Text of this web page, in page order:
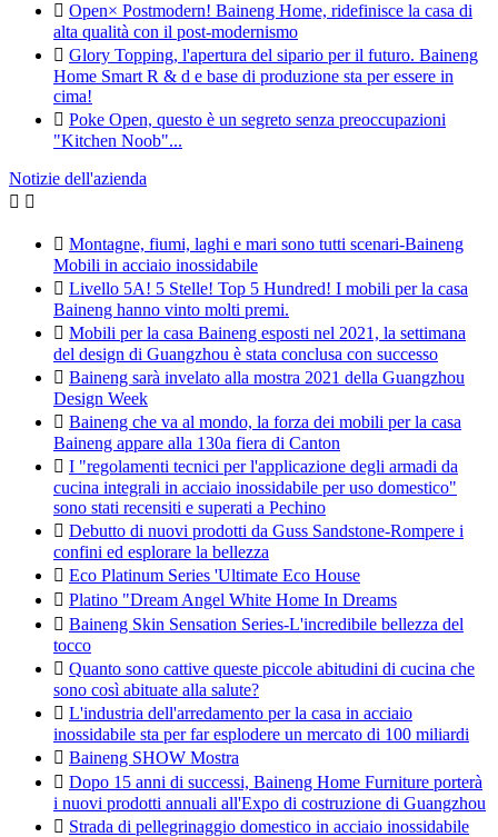
 Open× Postmodern! Baineng Home, ridefinisce la casa di
alta qualità con il post-modernismo
 Glory Topping, l'apertura del sipario per il futuro. Baineng
Home Smart R & d e base di produzione sta per essere in
cima!
 Poke Open, questo è un segreto senza preoccupazioni
"Kitchen Noob"...
Notizie dell'azienda
 
 Montagne, fiumi, laghi e mari sono tutti scenari-Baineng
Mobili in acciaio inossidabile
 Livello 5A! 5 Stelle! Top 5 Hundred! I mobili per la casa
Baineng hanno vinto molti premi.
 Mobili per la casa Baineng esposti nel 2021, la settimana
del design di Guangzhou è stata conclusa con successo
 Baineng sarà invelato alla mostra 2021 della Guangzhou
Design Week
 Baineng che va al mondo, la forza dei mobili per la casa
Baineng appare alla 130a fiera di Canton
 I "regolamenti tecnici per l'applicazione degli armadi da
cucina integrali in acciaio inossidabile per uso domestico"
sono stati recensiti e superati a Pechino
 Debutto di nuovi prodotti da Guss Sandstone-Rompere i
confini ed esplorare la bellezza
 Eco Platinum Series 'Ultimate Eco House
 Platino "Dream Angel White Home In Dreams
 Baineng Skin Sensation Series-L'incredibile bellezza del
tocco
 Quanto sono cattive queste piccole abitudini di cucina che
sono così abituate alla salute?
 L'industria dell'arredamento per la casa in acciaio
inossidabile sta per far esplodere un mercato di 100 miliardi
 Baineng SHOW Mostra
 Dopo 15 anni di successi, Baineng Home Furniture porterà
i nuovi prodotti annuali all'Expo di costruzione di Guangzhou
 Strada di pellegrinaggio domestico in acciaio inossidabile